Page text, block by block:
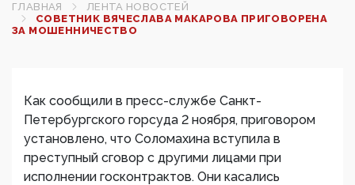
ГЛАВНАЯ
ЛЕНТА НОВОСТЕЙ
СОВЕТНИК ВЯЧЕСЛАВА МАКАРОВА ПРИГОВОРЕНА
ЗА МОШЕННИЧЕСТВО
Как сообщили в пресс-службе Санкт-
Петербургского горсуда 2 ноября, приговором
установлено, что Соломахина вступила в
преступный сговор с другими лицами при
исполнении госконтрактов. Они касались